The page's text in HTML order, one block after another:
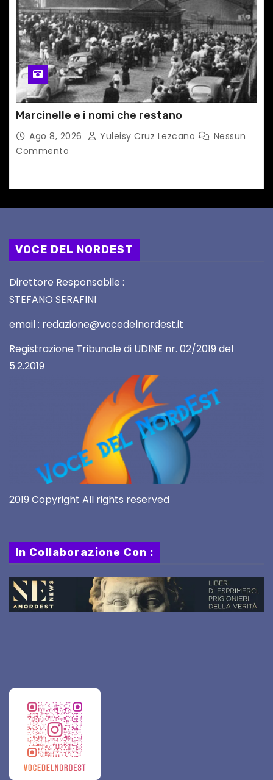
Marcinelle e i nomi che restano
Ago 8, 2026 Yuleisy Cruz Lezcano
Nessun
Commento
VOCE DEL NORDEST
Direttore Responsabile :
STEFANO SERAFINI
email : redazione@vocedelnordest.it
Registrazione Tribunale di UDINE nr. 02/2019 del
5.2.2019
2019 Copyright All rights reserved
In Collaborazione Con :